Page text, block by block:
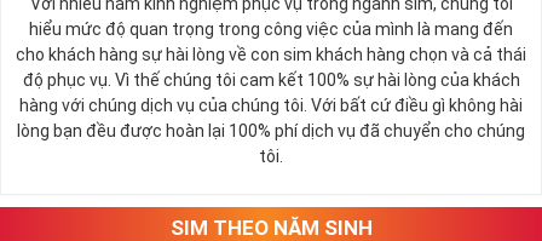
hiểu mức độ quan trọng trong công việc của mình là mang đến
cho khách hàng sự hài lòng về con sim khách hàng chọn và cả thái
độ phục vụ. Vì thế chúng tôi cam kết 100% sự hài lòng của khách
hàng với chúng dịch vụ của chúng tôi. Với bất cứ điều gì không hài
lòng bạn đều được hoàn lại 100% phí dịch vụ đã chuyển cho chúng
tôi.
SIM THEO NĂM SINH